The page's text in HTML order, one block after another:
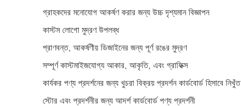
গ্রাহকদের মনোযোগ আকর্ষণ করার জন্য উচ্চ দৃশ্যমান বিজ্ঞাপন
কাস্টম লোগো মুদ্রণ উপলব্ধ
প্রাণবন্ত, আকর্ষণীয় ডিজাইনের জন্য পূর্ণ রঙের মুদ্রণ
সম্পূর্ণ কাস্টমাইজযোগ্য আকার, আকৃতি, এবং গ্রাফিক্স
কার্যকর পণ্য প্রদর্শনের জন্য খুচরা বিক্রয় প্রদর্শন কার্ডবোর্ড হিসাবে নিখুঁত
স্টোর এবং প্রদর্শনীর জন্য আদর্শ কার্ডবোর্ড পণ্য প্রদর্শনী